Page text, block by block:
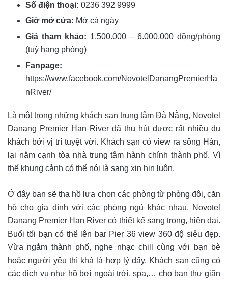
Số điện thoại: 0236 392 9999
Giờ mở cửa: Mở cả ngày
Giá tham khảo: 1.500.000 – 6.000.000 đồng/phòng
(tuỳ hạng phòng)
Fanpage:
https://www.facebook.com/NovotelDanangPremierHa
nRiver/
Là một trong những khách sạn trung tâm Đà Nẵng, Novotel
Danang Premier Han River đã thu hút được rất nhiều du
khách bởi vị trí tuyệt vời. Khách sạn có view ra sông Hàn,
lại nằm cạnh tòa nhà trung tâm hành chính thành phố. Vì
thế khung cảnh có thể nói là sang xịn hịn luôn.
Ở đây bạn sẽ tha hồ lựa chọn các phòng từ phòng đôi, căn
hộ cho gia đình với các phòng ngủ khác nhau. Novotel
Danang Premier Han River có thiết kế sang trọng, hiện đại.
Buổi tối bạn có thể lên bar Pier 36 view 360 độ siêu đẹp.
Vừa ngắm thành phố, nghe nhạc chill cùng với bạn bè
hoặc người yêu thì khá là hợp lý đấy. Khách sạn cũng có
các dịch vụ như hồ bơi ngoài trời, spa,… cho bạn thư giãn